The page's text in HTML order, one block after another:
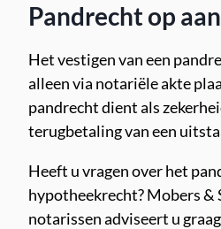
Pandrecht op
Het vestigen van een
alleen via notariële akte
pandrecht dient als
terugbetaling van een
Heeft u vragen over het
hypotheekrecht? Mobers &
notarissen adviseert u